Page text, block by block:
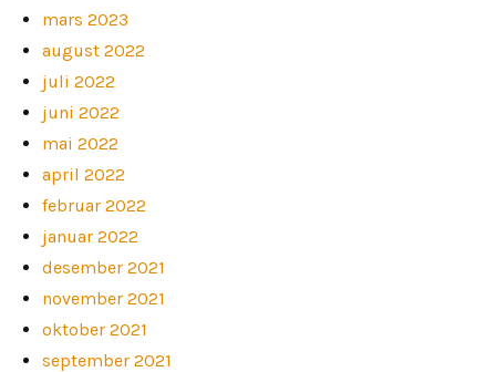
mars 2023
august 2022
juli 2022
juni 2022
mai 2022
april 2022
februar 2022
januar 2022
desember 2021
november 2021
oktober 2021
september 2021